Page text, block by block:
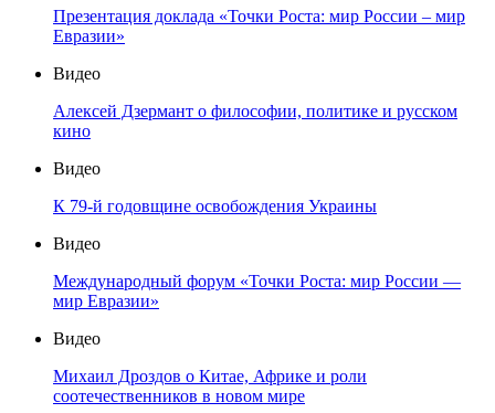
Презентация доклада «Точки Роста: мир России – мир
Евразии»
Видео
Алексей Дзермант о философии, политике и русском
кино
Видео
К 79-й годовщине освобождения Украины
Видео
Международный форум «Точки Роста: мир России —
мир Евразии»
Видео
Михаил Дроздов о Китае, Африке и роли
соотечественников в новом мире